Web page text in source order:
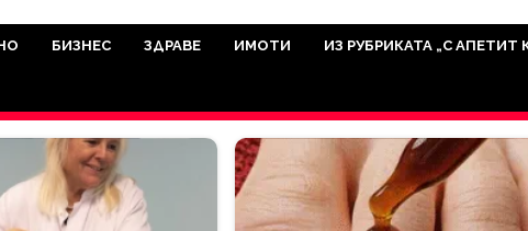
мисията да отразява всичко
на нашия сайт са от
аудитория, затова държим на
БИЗНЕС ЗДРАВЕ ИМОТИ ИЗ РУБРИКАТА „С АПЕТИТ